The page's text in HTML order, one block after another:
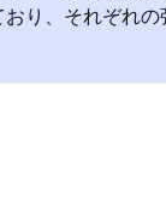
り、それぞれ